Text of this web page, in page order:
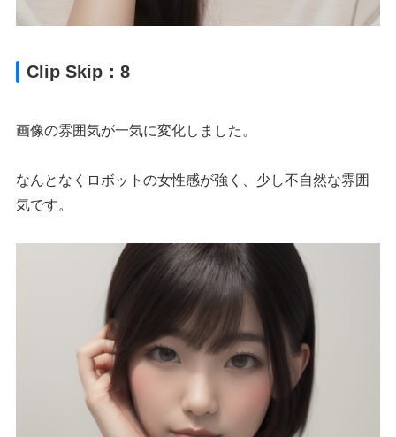
Clip Skip：8
画像の雰囲気が一気に変化しました。
なんとなくロボットの女性感が強く、少し不自然な雰囲
気です。